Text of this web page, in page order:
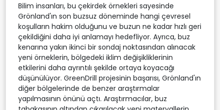
Bilim insanları, bu çekirdek örnekleri sayesinde
Grönland'ın son buzsuz döneminde hangi çevresel
koşulların hakim olduğunu ve buzun ne kadar hızlı geri
çekildiğini daha iyi anlamayı hedefliyor. Ayrıca, buz
kenarına yakın ikinci bir sondaj noktasından alınacak
yeni örneklerin, bölgedeki iklim değişikliklerinin
etkilerini daha ayrıntılı şekilde ortaya koyacağı
düşünülüyor. GreenDrill projesinin başarısı, Grönland'ın
diğer bölgelerinde de benzer araştırmalar
yapılmasının önünü açtı. Araştırmacılar, buz